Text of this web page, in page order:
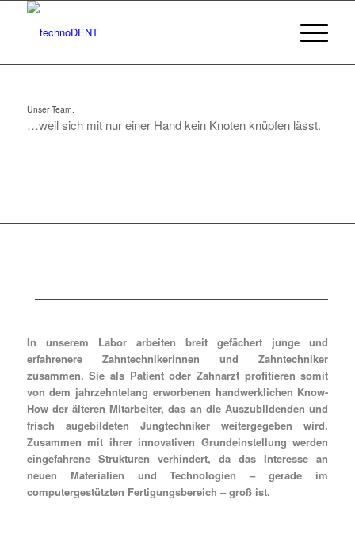
Unser Team.
…weil sich mit nur einer Hand kein Knoten knüpfen lässt.
In unserem Labor arbeiten breit gefächert junge und
erfahrenere Zahntechnikerinnen und Zahntechniker
zusammen. Sie als Patient oder Zahnarzt profitieren somit
von dem jahrzehntelang erworbenen handwerklichen Know-
How der älteren Mitarbeiter, das an die Auszubildenden und
frisch augebildeten Jungtechniker weitergegeben wird.
Zusammen mit ihrer innovativen Grundeinstellung werden
eingefahrene Strukturen verhindert, da das Interesse an
neuen Materialien und Technologien – gerade im
computergestützten Fertigungsbereich – groß ist.